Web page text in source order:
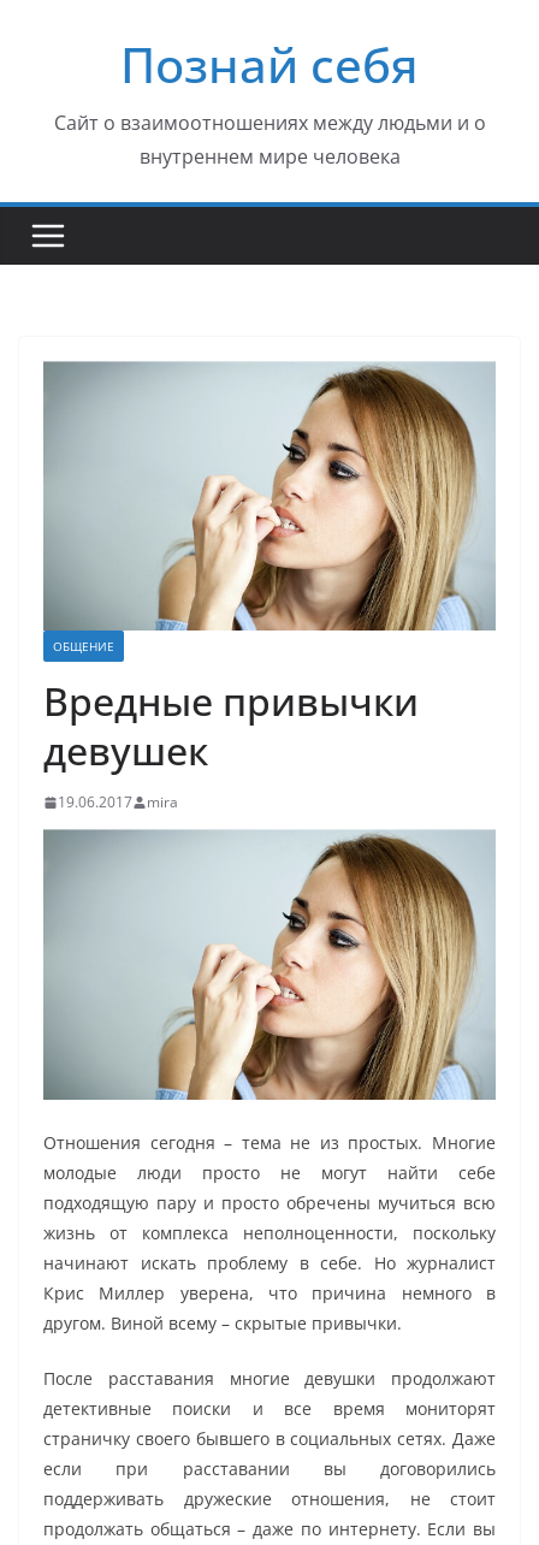
содержимомуПознай себя
Сайт о взаимоотношениях между людьми и о
внутреннем мире человека
ОБЩЕНИЕ
Вредные привычки
девушек
19.06.2017 mira
Отношения сегодня – тема не из простых. Многие
молодые люди просто не могут найти себе
подходящую пару и просто обречены мучиться всю
жизнь от комплекса неполноценности, поскольку
начинают искать проблему в себе. Но журналист
Крис Миллер уверена, что причина немного в
другом. Виной всему – скрытые привычки.
После расставания многие девушки продолжают
детективные поиски и все время мониторят
страничку своего бывшего в социальных сетях. Даже
если при расставании вы договорились
поддерживать дружеские отношения, не стоит
продолжать общаться – даже по интернету. Если вы